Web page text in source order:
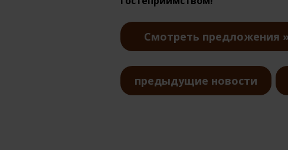
Смотреть предложения
предыдущие новости